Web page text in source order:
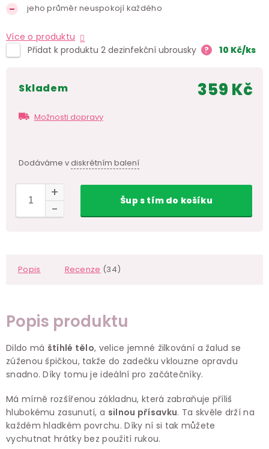
jeho průměr neuspokojí každého
Více o produktu
Přidat k produktu 2 dezinfekční ubrousky
? 10 Kč/ks
skladem
Možnosti dopravy
Dodáváme vdiskrétním balení
359 Kč
Šups tímdo košíku
Popis Recenze (34)
Popis produktu
Dildo má štíhlé tělo, velice jemné žilkování a žalud se
zúženou špičkou, takže do zadečku vklouzne opravdu
snadno. Díky tomu je ideální pro začátečníky.
Má mírně rozšířenou základnu, která zabraňuje příliš
hlubokému zasunutí, a silnou přísavku. Ta skvěle drží na
každém hladkém povrchu. Díky ní si tak můžete
vychutnat hrátky bez použití rukou.